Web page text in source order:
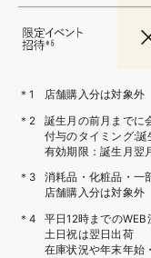
店舗購入分は対象外
誕生月の前月までに
付与のタイミング:誕
有効期限：誕生月翌
消耗品・化粧品・一
店舗購入分は対象外
平日12時までの
土日祝は翌日出荷
在庫状況や年末年始